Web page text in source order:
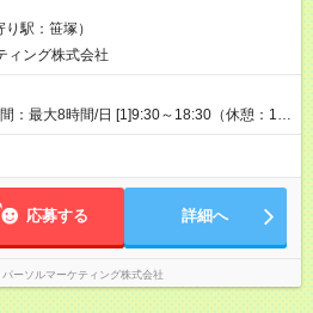
駅：笹塚）
ィング株式会社
：最大8時間/日 [1]9:30～18:30（休憩：1時
（休憩：なし） ・平日のみ週3日 【土日
8時間)【平日】15:30～19:30(実働4時間)
応募する 詳細へ
パーソルマーケティング株式会社